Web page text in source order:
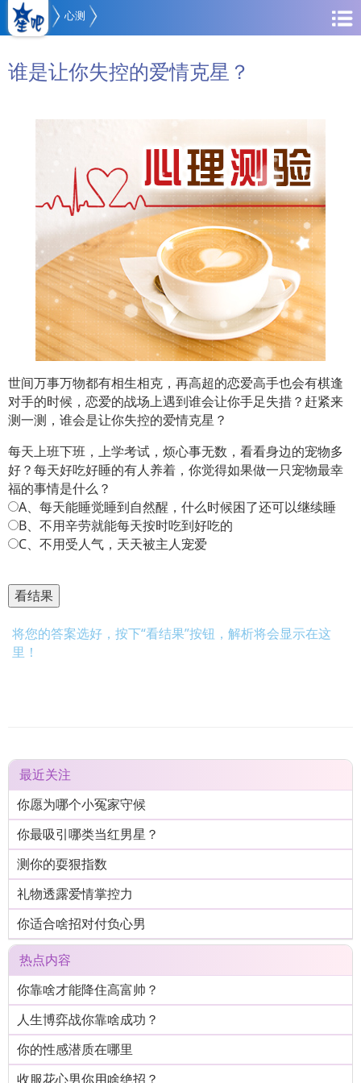
心测
谁是让你失控的爱情克星？
世间万事万物都有相生相克，再高超的恋爱高手也会有棋逢
对手的时候，恋爱的战场上遇到谁会让你手足失措？赶紧来
测一测，谁会是让你失控的爱情克星？
每天上班下班，上学考试，烦心事无数，看看身边的宠物多
好？每天好吃好睡的有人养着，你觉得如果做一只宠物最幸
福的事情是什么？
A、每天能睡觉睡到自然醒，什么时候困了还可以继续睡
B、不用辛劳就能每天按时吃到好吃的
C、不用受人气，天天被主人宠爱
将您的答案选好，按下“看结果”按钮，解析将会显示在这
里！
最近关注
你愿为哪个小冤家守候
你最吸引哪类当红男星？
测你的耍狠指数
礼物透露爱情掌控力
你适合啥招对付负心男
热点内容
你靠啥才能降住高富帅？
人生博弈战你靠啥成功？
你的性感潜质在哪里
收服花心男你用啥绝招？